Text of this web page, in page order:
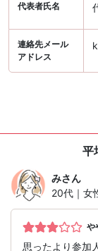
代表者氏名
連絡先メール
アドレス
平
みさん
20代｜女
や
思ったより参加